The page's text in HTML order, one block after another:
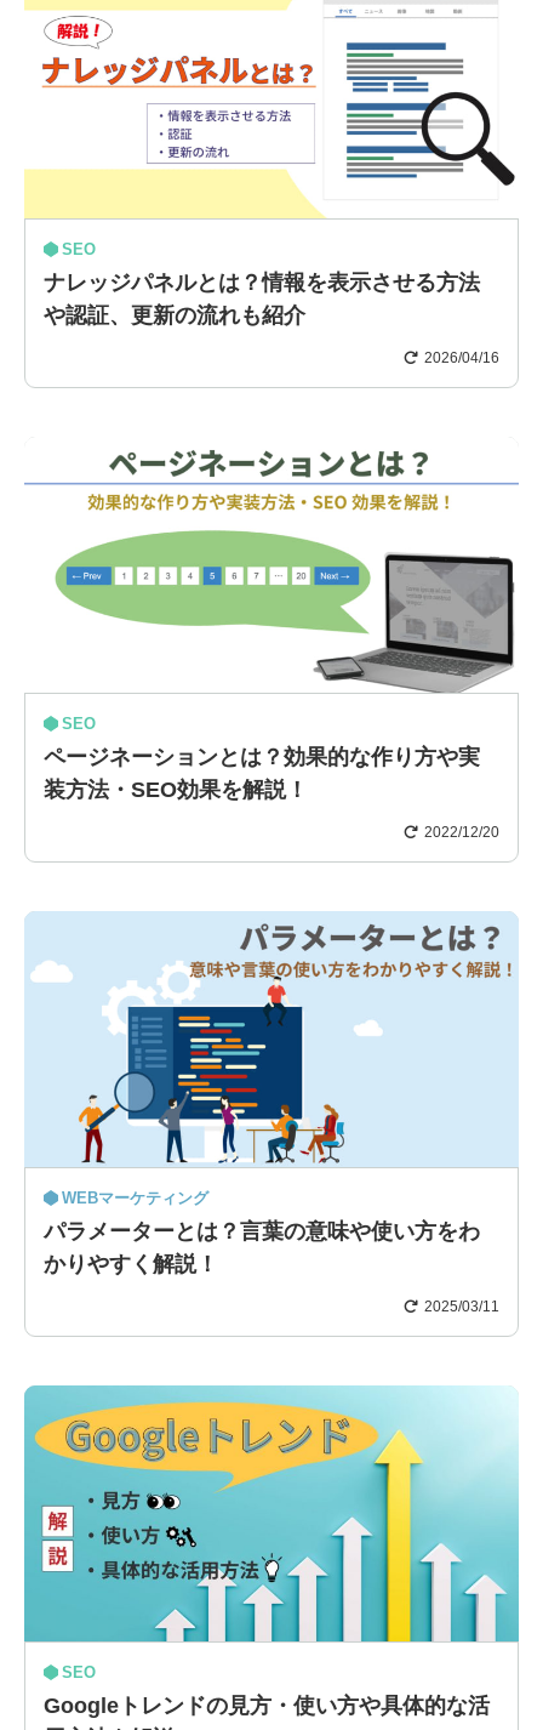
SEO
ナレッジパネルとは？情報を表示させる方法
や認証、更新の流れも紹介
2026/04/16
SEO
ページネーションとは？効果的な作り方や実
装方法・SEO効果を解説！
2022/12/20
WEBマーケティング
パラメーターとは？言葉の意味や使い方をわ
かりやすく解説！
2025/03/11
SEO
Googleトレンドの見方・使い方や具体的な活